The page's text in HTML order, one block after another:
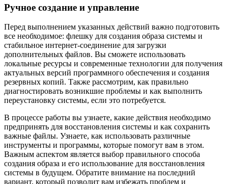
Ручное создание и управление
Перед выполнением указанных действий важно подготовить
все необходимое: флешку для создания образа системы и
стабильное интернет-соединение для загрузки
дополнительных файлов. Вы сможете использовать
локальные ресурсы и современные технологии для получения
актуальных версий программного обеспечения и создания
резервных копий. Также рассмотрим, как правильно
диагностировать возникшие проблемы и как выполнить
переустановку системы, если это потребуется.
В процессе работы вы узнаете, какие действия необходимо
предпринять для восстановления системы и как сохранить
важные файлы. Узнаете, как использовать различные
инструменты и программы, которые помогут вам в этом.
Важным аспектом является выбор правильного способа
создания образа и его использование для восстановления
системы в будущем. Обратите внимание на последний
вариант, который позволит вам избежать проблем и